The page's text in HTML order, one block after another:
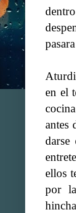
en el
antes
ellos
por